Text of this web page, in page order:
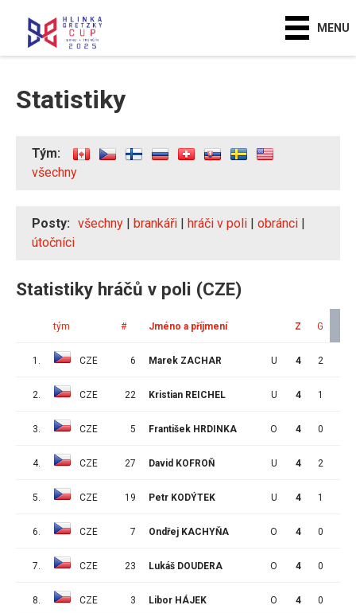
MENU
Statistiky
Tým:
všechny
Posty: všechny | brankáři | hráči v poli | obránci |
útočníci
Statistiky hráčů v poli (CZE)
tým # Jméno a příjmení Z G A
1. CZE 6 Marek ZACHAR U 4 2
2. CZE 22 Kristian REICHEL U 4 1
3. CZE 5 František HRDINKA O 4 0
4. CZE 27 David KOFROŇ U 4 2
5. CZE 19 Petr KODÝTEK U 4 1
6. CZE 7 Ondřej KACHYŇA O 4 0
7. CZE 23 Lukáš DOUDERA O 4 0
8. CZE 3 Libor HÁJEK O 4 0